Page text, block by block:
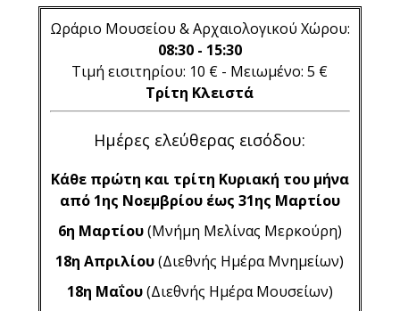
Ωράριο Μουσείου & Αρχαιολογικού Χώρου:
08:30 - 15:30
Τιμή εισιτηρίου: 10 € - Μειωμένο: 5 €
Τρίτη Κλειστά
Ημέρες ελεύθερας εισόδου:
Κάθε πρώτη και τρίτη Κυριακή του μήνα
από 1ης Νοεμβρίου έως 31ης Μαρτίου
6η Μαρτίου(Μνήμη Μελίνας Μερκούρη)
18η Απριλίου(Διεθνής Ημέρα Μνημείων)
18η Μαΐου(Διεθνής Ημέρα Μουσείων)